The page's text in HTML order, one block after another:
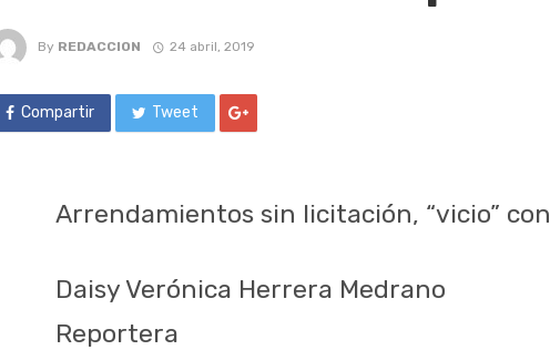
By REDACCION 24 abril, 2019
Compartir Tweet
Arrendamientos sin licitación, “vicio”
Daisy Verónica Herrera Medrano
Reportera